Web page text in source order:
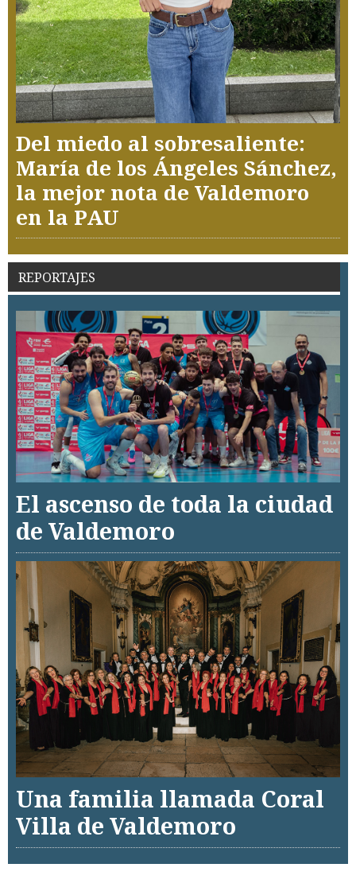
Del miedo al sobresaliente:
María de los Ángeles Sánchez,
la mejor nota de Valdemoro
en la PAU
REPORTAJES
El ascenso de toda la ciudad
de Valdemoro
Una familia llamada Coral
Villa de Valdemoro